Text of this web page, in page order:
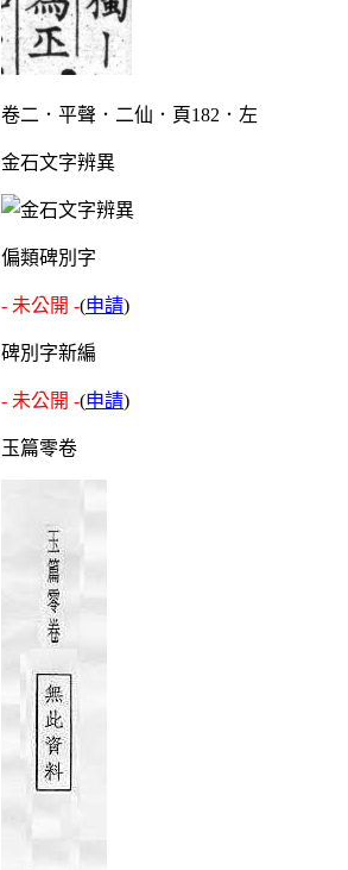
卷二．平聲．二仙．頁182．左
金石文字辨異
偏類碑別字
- 未公開 -(申請)
碑別字新編
- 未公開 -(申請)
玉篇零卷